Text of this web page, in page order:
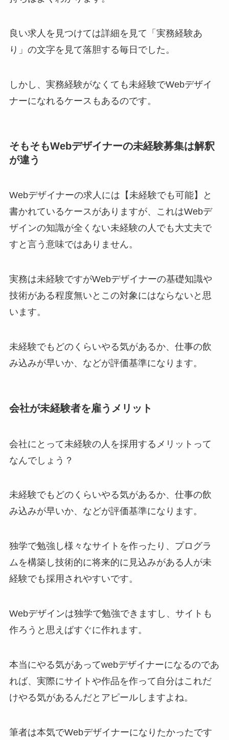
良い求人を見つけては詳細を見て「実務経験あ
り」の文字を見て落胆する毎日でした。
しかし、実務経験がなくても未経験でWebデザイ
ナーになれるケースもあるのです。
そもそもWebデザイナーの未経験募集は解釈
が違う
Webデザイナーの求人には【未経験でも可能】と
書かれているケースがありますが、これはWebデ
ザインの知識が全くない未経験の人でも大丈夫で
すと言う意味ではありません。
実務は未経験ですがWebデザイナーの基礎知識や
技術がある程度無いとこの対象にはならないと思
います。
未経験でもどのくらいやる気があるか、仕事の飲
み込みが早いか、などが評価基準になります。
会社が未経験者を雇うメリット
会社にとって未経験の人を採用するメリットって
なんでしょう？
未経験でもどのくらいやる気があるか、仕事の飲
み込みが早いか、などが評価基準になります。
独学で勉強し様々なサイトを作ったり、プログラ
ムを構築し技術的に将来的に見込みがある人が未
経験でも採用されやすいです。
Webデザインは独学で勉強できますし、サイトも
作ろうと思えばすぐに作れます。
本当にやる気があってwebデザイナーになるのであ
れば、実際にサイトや作品を作って自分はこれだ
けやる気があるんだとアピールしますよね。
筆者は本気でWebデザイナーになりたかったです